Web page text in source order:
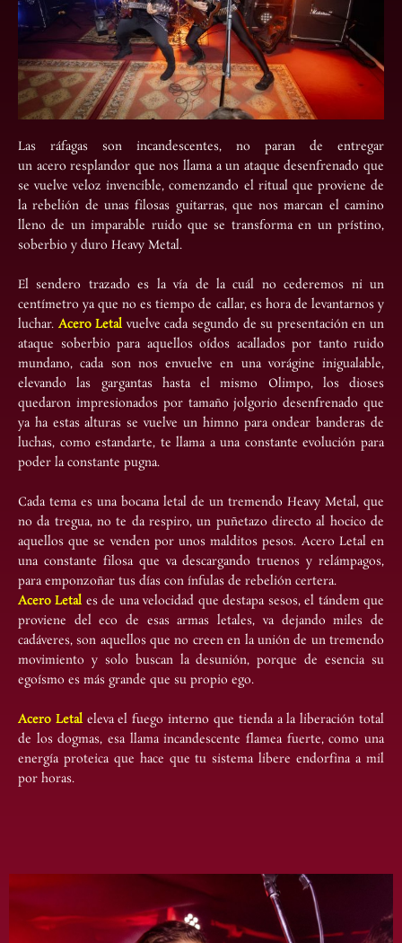
Las ráfagas son incandescentes, no paran de entregar
un acero resplandor que nos llama a un ataque desenfrenado que
se vuelve veloz invencible, comenzando el ritual que proviene de
la rebelión de unas filosas guitarras, que nos marcan el camino
lleno de un imparable ruido que se transforma en un prístino,
soberbio y duro Heavy Metal.
El sendero trazado es la vía de la cuál no cederemos ni un
centímetro ya que no es tiempo de callar, es hora de levantarnos y
luchar. Acero Letal vuelve cada segundo de su presentación en un
ataque soberbio para aquellos oídos acallados por tanto ruido
mundano, cada son nos envuelve en una vorágine inigualable,
elevando las gargantas hasta el mismo Olimpo, los dioses
quedaron impresionados por tamaño jolgorio desenfrenado que
ya ha estas alturas se vuelve un himno para ondear banderas de
luchas, como estandarte, te llama a una constante evolución para
poder la constante pugna.
Cada tema es una bocana letal de un tremendo Heavy Metal, que
no da tregua, no te da respiro, un puñetazo directo al hocico de
aquellos que se venden por unos malditos pesos. Acero Letal en
una constante filosa que va descargando truenos y relámpagos,
para emponzoñar tus días con ínfulas de rebelión certera.
Acero Letal es de una velocidad que destapa sesos, el tándem que
proviene del eco de esas armas letales, va dejando miles de
cadáveres, son aquellos que no creen en la unión de un tremendo
movimiento y solo buscan la desunión, porque de esencia su
egoísmo es más grande que su propio ego.
Acero Letaleleva el fuego interno que tienda a la liberación total
de los dogmas, esa llama incandescente flamea fuerte, como una
energía proteica que hace que tu sistema libere endorfina a mil
por horas.